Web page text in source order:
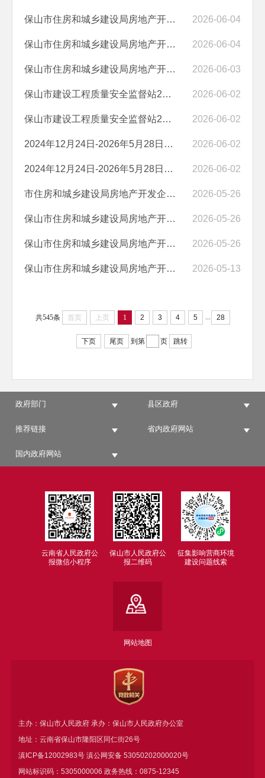
保山市住房和城乡建设局房地产开发企业资质审批公示（保山碧永房地产开... 2026-06-04
保山市住房和城乡建设局房地产开发企业资质行政许可审批决定的通告（保... 2026-06-04
保山市住房和城乡建设局房地产开发企业资质行政许可审批决定的通告（施... 2026-06-03
保山市建设工程质量安全监督站2024年12月24日至2026年5月28日市直监管项... 2026-06-02
保山市建设工程质量安全监督站2024年12月24日至2026年5月28日市直监管项... 2026-06-02
2024年12月24日-2026年5月28日工程质量监督注册登记表 2026-06-02
2024年12月24日-2026年5月28日工程施工安全监督申请登记表 2026-06-02
市住房和城乡建设局房地产开发企业资质行政许可审批决定的通告（施甸契... 2026-05-26
保山市住房和城乡建设局房地产开发企业资质审批公示（保山盛世百年房地... 2026-05-26
保山市住房和城乡建设局房地产开发企业资质审批公示（施甸金色汤泉置业... 2026-05-26
保山市住房和城乡建设局房地产开发企业资质行政许可审批决定的通告（腾... 2026-05-13
共545条 首页 上页 1 2 3 4 5 ... 28
下页 尾页 到第 页 跳转
政府部门 县区政府
推荐链接 省内政府网站
国内政府网站
云南省人民政府公
报微信小程序
保山市人民政府公
报二维码
征集影响营商环境
建设问题线索
网站地图
主办：保山市人民政府 承办：保山市人民政府办公室
地址：云南省保山市隆阳区同仁街26号
滇ICP备12002983号滇公网安备 53050202000020号
网站标识码：5305000006 政务热线：0875-12345